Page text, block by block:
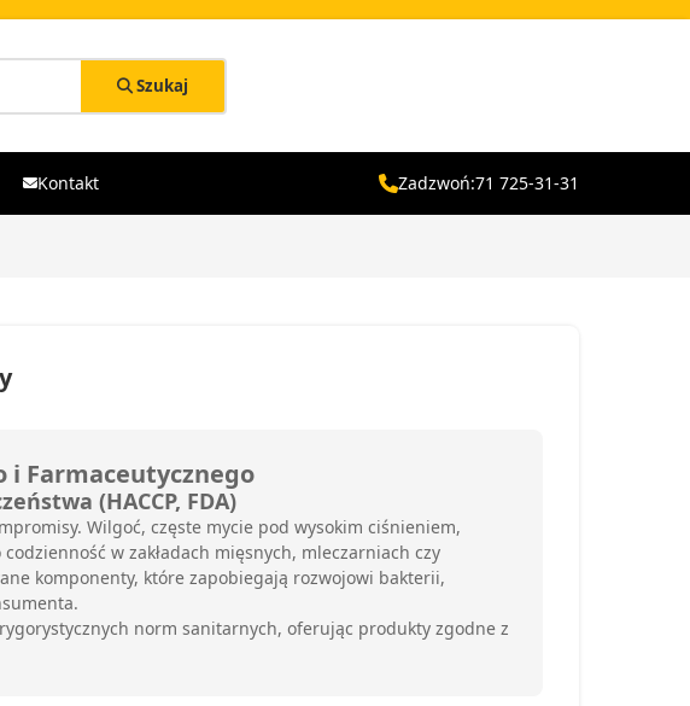
Szukaj
Kontakt Zadzwoń:71 725-31-31
i Farmaceutycznego
(HACCP, FDA)
Wilgoć, częste mycie pod wysokim ciśnieniem,
w zakładach mięsnych, mleczarniach czy
komponenty, które zapobiegają rozwojowi bakterii,
norm sanitarnych, oferując produkty zgodne z